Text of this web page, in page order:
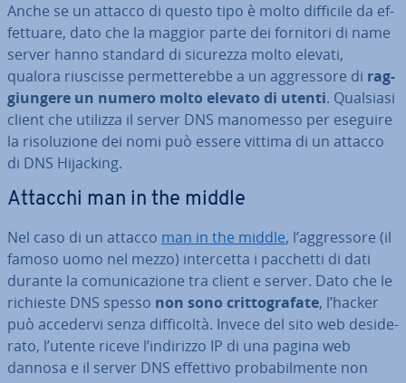
Anche se un attacco di questo tipo è molto difficile da ef­
fet­tua­re, dato che la maggior parte dei fornitori di name
server hanno standard di sicurezza molto elevati,
qualora riuscisse per­met­te­reb­be a un ag­gres­so­re di rag­
giun­ge­re un numero molto elevato di utenti. Qualsiasi
client che utilizza il server DNS manomesso per eseguire
la ri­so­lu­zio­ne dei nomi può essere vittima di un attacco
di DNS Hijacking.
Attacchi man in the middle
Nel caso di un attacco man in the middle, l’ag­gres­so­re (il
famoso uomo nel mezzo) in­ter­cet­ta i pacchetti di dati
durante la co­mu­ni­ca­zio­ne tra client e server. Dato che le
richieste DNS spesso non sono crit­to­gra­fa­te, l’hacker
può accedervi senza dif­fi­col­tà. Invece del sito web de­si­de­
ra­to, l’utente riceve l’indirizzo IP di una pagina web
dannosa e il server DNS effettivo pro­ba­bil­men­te non